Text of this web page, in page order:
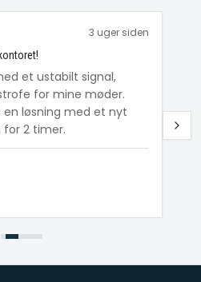
3 uger siden
et ustabilt signal,
for mine møder.
en løsning med et nyt
2 timer.